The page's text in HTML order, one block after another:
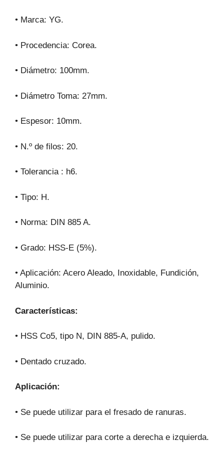
• Marca: YG.
• Procedencia: Corea.
• Diámetro: 100mm.
• Diámetro Toma: 27mm.
• Espesor: 10mm.
• N.º de filos: 20.
• Tolerancia : h6.
• Tipo: H.
• Norma: DIN 885 A.
• Grado: HSS-E (5%).
• Aplicación: Acero Aleado, Inoxidable, Fundición,
Aluminio.
Características:
• HSS Co5, tipo N, DIN 885-A, pulido.
• Dentado cruzado.
Aplicación:
• Se puede utilizar para el fresado de ranuras.
• Se puede utilizar para corte a derecha e izquierda.